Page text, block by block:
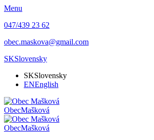
Menu
047/439 23 62
obec.maskova@gmail.com
SKSlovensky
SKSlovensky
ENEnglish
ObecMašková
ObecMašková